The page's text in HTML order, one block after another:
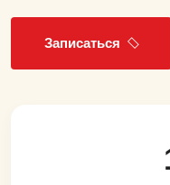
Записаться